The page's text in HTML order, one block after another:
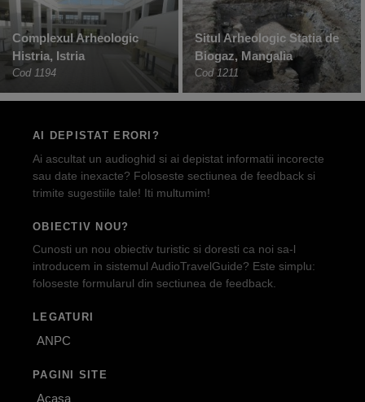
Complexul Arheologic
Histria, Istria
Cod 1194
Situl Arheologic Statia de
Biogaz, Mangalia
Cod 1211
AI DEPISTAT ERORI?
Ai ascultat un audioghid si ai depistat informatii incorecte
sau date inexacte? Foloseste sectiunea de feedback si
trimite sugestiile tale! Iti multumim!
OBIECTIV NOU?
Cunosti un nou obiectiv turistic si doresti ca noi sa-l
introducem in sistemul AudioTravelGuide? Este simplu:
foloseste formularul din sectiunea de feedback.
LEGATURI
ANPC
PAGINI SITE
Acasa